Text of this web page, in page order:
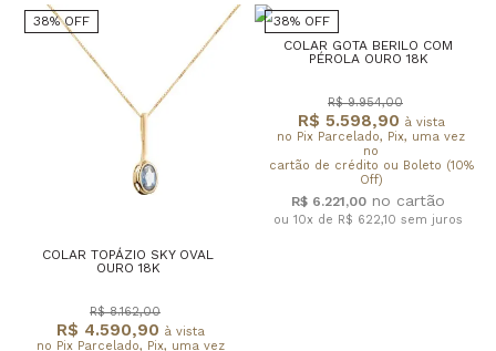
38% OFF
COLAR TOPÁZIO SKY OVAL
OURO 18K
R$ 4.590,90 à vista
no Pix Parcelado, Pix, uma vez
R$ 8.162,00
38% OFF
COLAR GOTA BERILO COM
PÉROLA OURO 18K
R$ 5.598,90 à vista
no Pix Parcelado, Pix, uma vez
no
cartão de crédito ou Boleto (10%
Off)
R$ 9.954,00
R$ 6.221,00
ou 10x de R$ 622,10 sem juros